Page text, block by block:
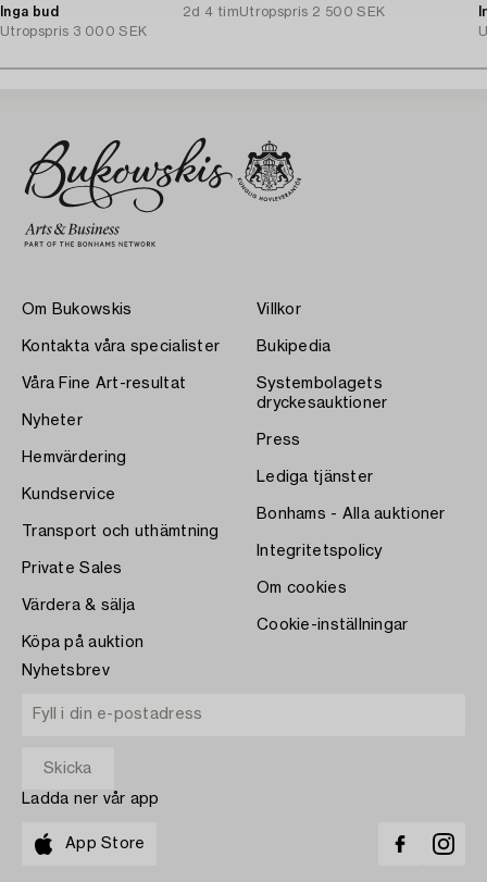
Inga bud
2d 4 tim
Utropspris 3 000 SEK
Utropspris 2 500 SEK
Om Bukowskis
Kontakta våra specialister
Våra Fine Art-resultat
Nyheter
Hemvärdering
Kundservice
Transport och uthämtning
Private Sales
Värdera & sälja
Köpa på auktion
Villkor
Bukipedia
Systembolagets
dryckesauktioner
Press
Lediga tjänster
Bonhams - Alla auktioner
Integritetspolicy
Om cookies
Cookie-inställningar
Nyhetsbrev
Ladda ner vår app
App Store